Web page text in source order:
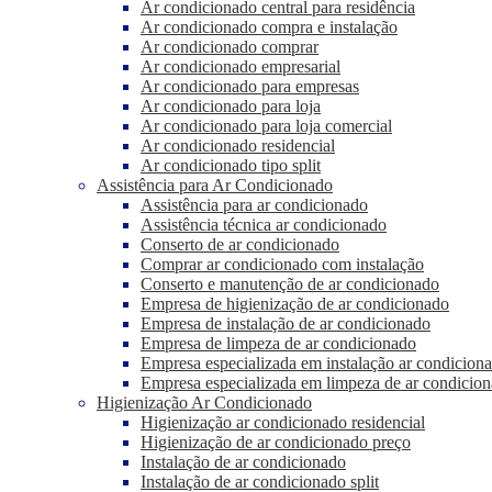
Ar condicionado central para residência
Ar condicionado compra e instalação
Ar condicionado comprar
Ar condicionado empresarial
Ar condicionado para empresas
Ar condicionado para loja
Ar condicionado para loja comercial
Ar condicionado residencial
Ar condicionado tipo split
Assistência para Ar Condicionado
Assistência para ar condicionado
Assistência técnica ar condicionado
Conserto de ar condicionado
Comprar ar condicionado com instalação
Conserto e manutenção de ar condicionado
Empresa de higienização de ar condicionado
Empresa de instalação de ar condicionado
Empresa de limpeza de ar condicionado
Empresa especializada em instalação ar
Empresa especializada em limpeza de ar
Higienização Ar Condicionado
Higienização ar condicionado residencial
Higienização de ar condicionado preço
Instalação de ar condicionado
Instalação de ar condicionado split